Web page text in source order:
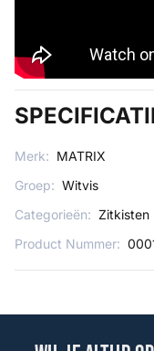
Merk: MATRIX
Groep: Witvis
Categorieën: Zitkisten
Product Nummer: